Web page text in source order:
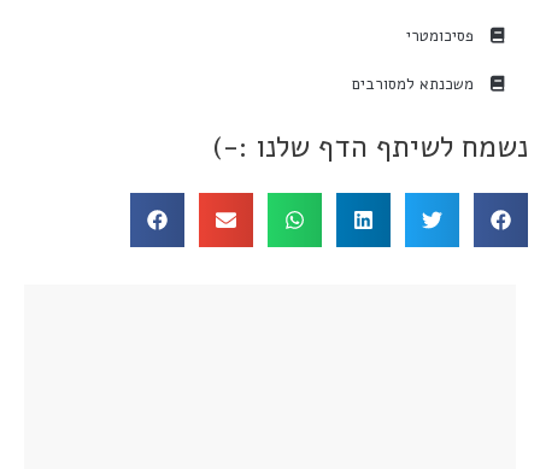
פסיכומטרי
משכנתא למסורבים
נשמח לשיתף הדף שלנו :-)